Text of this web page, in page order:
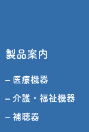
製品案内
– 医療機器
– 介護・福祉機器
– 補聴器